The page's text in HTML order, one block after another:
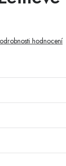
hodnocení